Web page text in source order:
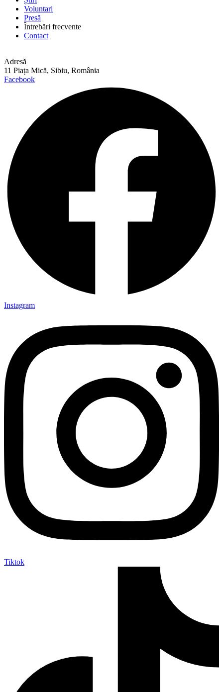
Voluntari
Presă
Întrebări frecvente
Contact
Adresă
11 Piața Mică, Sibiu, România
Facebook
Instagram
Tiktok